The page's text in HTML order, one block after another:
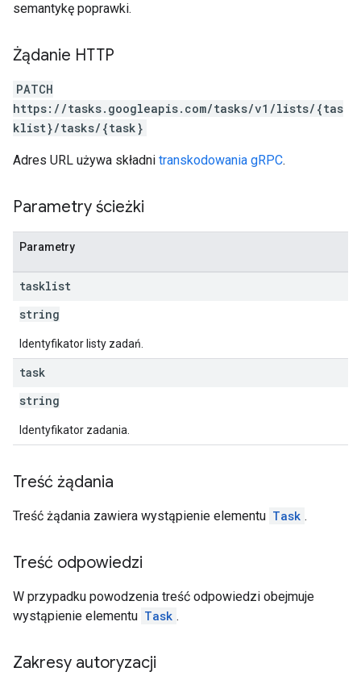
semantykę poprawki.
Żądanie HTTP
PATCH
https://tasks.googleapis.com/tasks/v1/lists/{tas
klist}/tasks/{task}
Adres URL używa składni transkodowania gRPC.
Parametry ścieżki
Parametry
tasklist
string
Identyfikator listy zadań.
task
string
Identyfikator zadania.
Treść żądania
Treść żądania zawiera wystąpienie elementu Task .
Treść odpowiedzi
W przypadku powodzenia treść odpowiedzi obejmuje
wystąpienie elementu Task .
Zakresy autoryzacji